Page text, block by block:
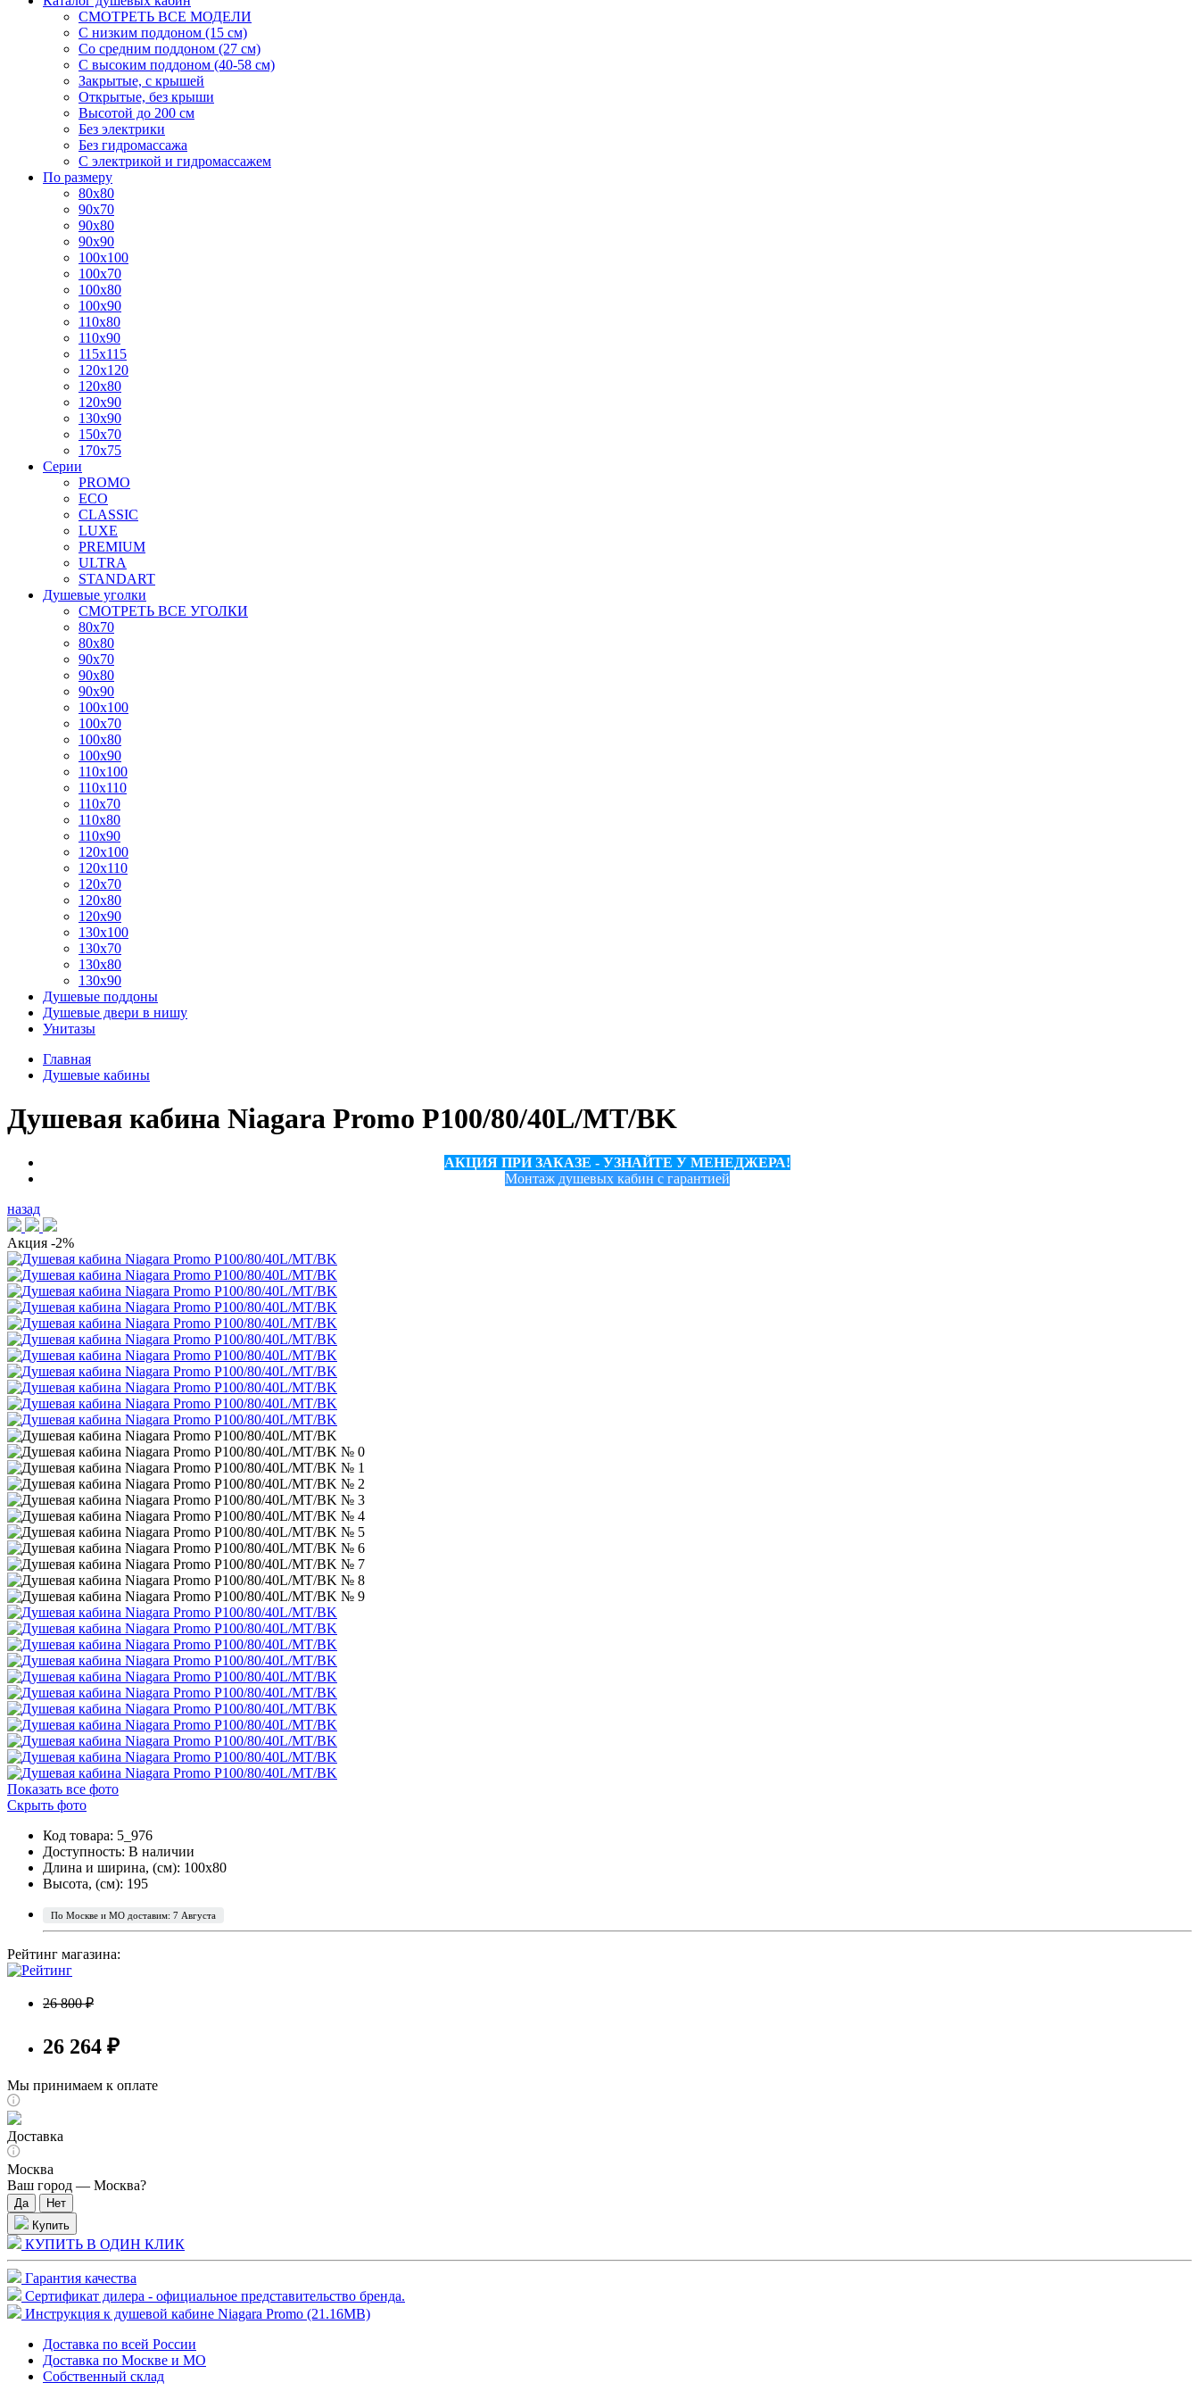
СМОТРЕТЬ ВСЕ МОДЕЛИ
С низким поддоном (15 см)
Со средним поддоном (27 см)
С высоким поддоном (40-58 см)
Закрытые, с крышей
Открытые, без крыши
Высотой до 200 см
Без электрики
Без гидромассажа
С электрикой и гидромассажем
По размеру
80x80
90x70
90x80
90x90
100x100
100x70
100x80
100x90
110x80
110x90
115x115
120x120
120x80
120x90
130x90
150x70
170x75
Серии
PROMO
ECO
CLASSIC
LUXE
PREMIUM
ULTRA
STANDART
Душевые уголки
СМОТРЕТЬ ВСЕ УГОЛКИ
80x70
80x80
90x70
90x80
90x90
100x100
100x70
100x80
100x90
110x100
110x110
110x70
110x80
110x90
120x100
120x110
120x70
120x80
120x90
130x100
130x70
130x80
130x90
Душевые поддоны
Душевые двери в нишу
Унитазы
Главная
Душевые кабины
Душевая кабина Niagara Promo P100/80/40L/MT/BK
АКЦИЯ ПРИ ЗАКАЗЕ - УЗНАЙТЕ У МЕНЕДЖЕРА!
Монтаж душевых кабин с гарантией
назад
Акция -2%
Показать все фото
Скрыть фото
Код товара: 5_976
Доступность: В наличии
Длина и ширина, (см): 100x80
Высота, (см): 195
По Москве и МО доставим: 7 Августа
Рейтинг магазина:
26 800 ₽
26 264 ₽
Мы принимаем к оплате
Доставка
Москва
Ваш город — Москва?
Купить
КУПИТЬ В ОДИН КЛИК
Гарантия качества
Сертификат дилера - официальное представительство бренда.
Инструкция к душевой кабине Niagara Promo (21.16MB)
Доставка по всей России
Доставка по Москве и МО
Собственный склад